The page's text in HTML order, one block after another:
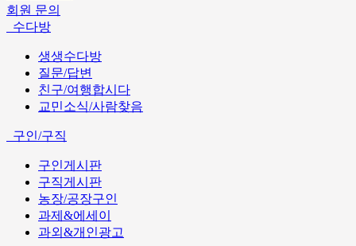
회원 문의
수다방
생생수다방
질문/답변
친구/여행합시다
교민소식/사람찾음
구인/구직
구인게시판
구직게시판
농장/공장구인
과제&에세이
과외&개인광고